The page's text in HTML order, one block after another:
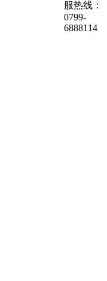
服热线：
0799-
6888114